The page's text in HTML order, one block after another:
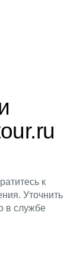
к
Уточнить
в службе